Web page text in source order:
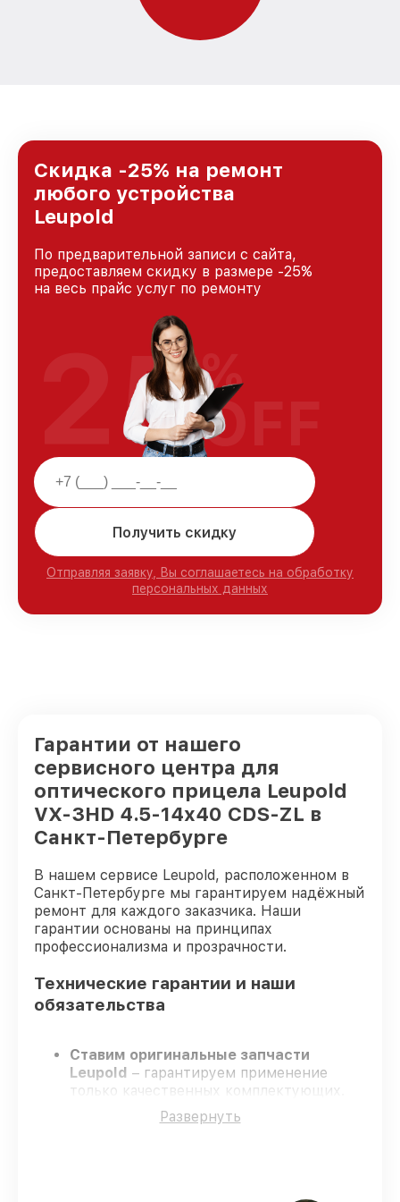
Скидка -25% на ремонт
любого устройства
Leupold
По предварительной записи с сайта,
предоставляем скидку в размере -25%
на весь прайс услуг по ремонту
Получить скидку
Отправляя заявку, Вы соглашаетесь на обработку
персональных данных
25%
OFF
Гарантии от нашего
сервисного центра для
оптического прицела Leupold
VX-3HD 4.5-14x40 CDS-ZL в
Санкт-Петербурге
В нашем сервисе Leupold, расположенном в
Санкт-Петербурге мы гарантируем надёжный
ремонт для каждого заказчика. Наши
гарантии основаны на принципах
профессионализма и прозрачности.
Технические гарантии и наши
обязательства
Ставим оригинальные запчасти
Leupold – гарантируем применение
только качественных комплектующих.
Квалифицированные специалисты
проходят постоянное обучение, что
Развернуть